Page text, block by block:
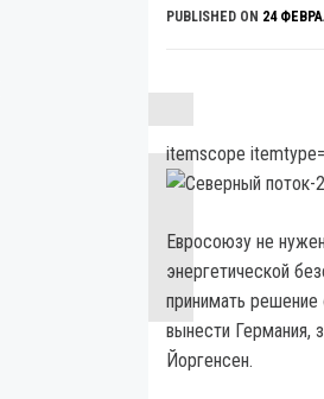
PUBLISHED ON 24
itemscope
Евросоюзу не
энергетической
принимать
вынести Германия,
Йоргенсен.